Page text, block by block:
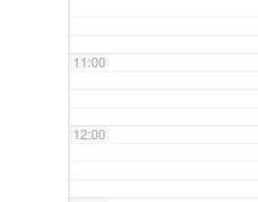
11:00
12:00